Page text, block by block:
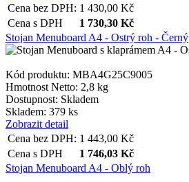
Cena bez DPH: 1 430,00 Kč
Cena s DPH
1 730,30 Kč
Stojan Menuboard A4 - Ostrý roh - Černý
Kód produktu: MBA4G25C9005
Hmotnost Netto: 2,8 kg
Dostupnost: Skladem
Skladem: 379 ks
Zobrazit detail
Cena bez DPH: 1 443,00 Kč
Cena s DPH
1 746,03 Kč
Stojan Menuboard A4 - Oblý roh